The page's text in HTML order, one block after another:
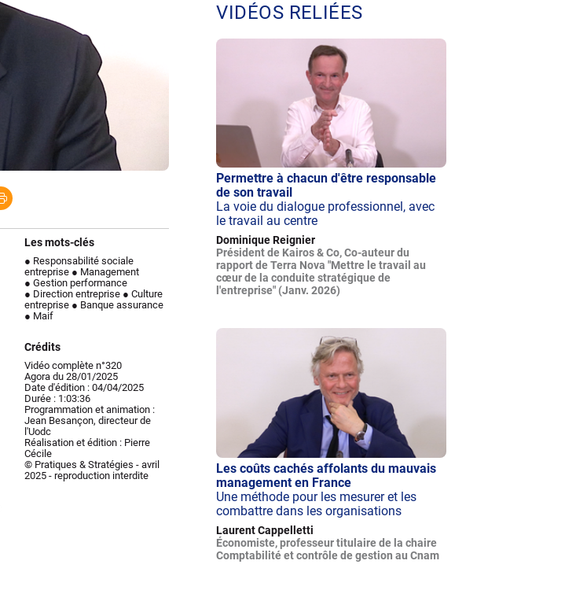
Les mots-clés
● Responsabilité sociale
entreprise ● Management
● Gestion performance
● Direction entreprise ● Culture
entreprise ● Banque assurance
● Maif
Crédits
Vidéo complète n°320
Agora du 28/01/2025
Date d'édition : 04/04/2025
Durée : 1:03:36
Programmation et animation :
Jean Besançon, directeur de
l'Uodc
Réalisation et édition : Pierre
Cécile
© Pratiques & Stratégies - avril
2025 - reproduction interdite
VIDÉOS RELIÉES
Permettre à chacun d'être responsable
de son travail
La voie du dialogue professionnel, avec
le travail au centre
Dominique Reignier
Président de Kairos & Co, Co-auteur du
rapport de Terra Nova "Mettre le travail au
cœur de la conduite stratégique de
l'entreprise" (Janv. 2026)
Les coûts cachés affolants du mauvais
management en France
Une méthode pour les mesurer et les
combattre dans les organisations
Laurent Cappelletti
Économiste, professeur titulaire de la chaire
Comptabilité et contrôle de gestion au Cnam